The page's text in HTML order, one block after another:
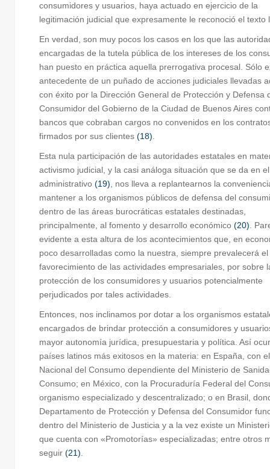
consumidores y usuarios, haya actuado en ejercicio de la
legitimación judicial que expresamente le reconoció el texto
En verdad, son muy pocos los casos en los que las
encargadas de la tutela pública de los intereses de los
han puesto en práctica aquella prerrogativa procesal. Sólo
antecedente de un puñado de acciones judiciales llevadas
con éxito por la Dirección General de Protección y Defensa
Consumidor del Gobierno de la Ciudad de Buenos Aires
bancos que cobraban cargos no convenidos en los
firmados por sus clientes (18)
Esta nula participación de las autoridades estatales en
activismo judicial, y la casi análoga situación que se da en
administrativo (19) , nos lleva a replantearnos la
mantener a los organismos públicos de defensa del
dentro de las áreas burocráticas estatales destinadas,
principalmente, al fomento y desarrollo económico (20) .
evidente a esta altura de los acontecimientos que, en
poco desarrolladas como la nuestra, siempre prevalecerá el
favorecimiento de las actividades empresariales, por sobre
protección de los consumidores y usuarios potencialmente
perjudicados por tales actividades.
Entonces, nos inclinamos por dotar a los organismos
encargados de brindar protección a consumidores y
mayor autonomía jurídica, presupuestaria y política. Así
países latinos más exitosos en la materia: en España, con
Nacional del Consumo dependiente del Ministerio de
Consumo; en México, con la Procuraduría Federal del
organismo especializado y descentralizado; o en Brasil,
Departamento de Protección y Defensa del Consumidor
dentro del Ministerio de Justicia y a la vez existe un
que cuenta con «Promotorías» especializadas; entre otros
seguir (21)